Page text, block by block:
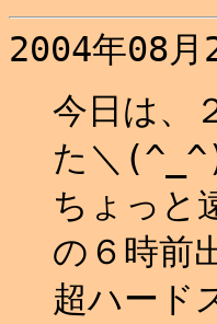
2004年08月
今日は、
た＼
ちょっと
の６時前
超ハード